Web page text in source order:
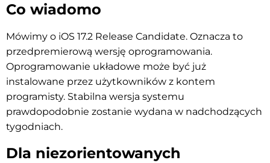
Co wiadomo
Mówimy o iOS 17.2 Release Candidate. Oznacza to
przedpremierową wersję oprogramowania.
Oprogramowanie układowe może być już
instalowane przez użytkowników z kontem
programisty. Stabilna wersja systemu
prawdopodobnie zostanie wydana w nadchodzących
tygodniach.
Dla niezorientowanych